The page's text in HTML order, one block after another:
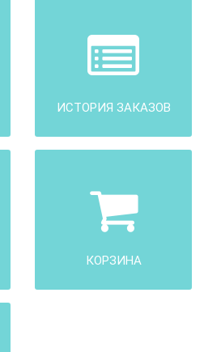
ИСТОРИЯ ЗАКАЗОВ
КОРЗИНА